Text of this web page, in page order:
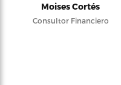
Moises Cortés
Consultor Financiero